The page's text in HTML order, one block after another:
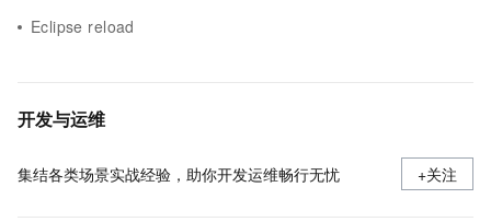
Eclipse reload
开发与运维
集结各类场景实战经验，助你开发运维畅行无忧 +关注